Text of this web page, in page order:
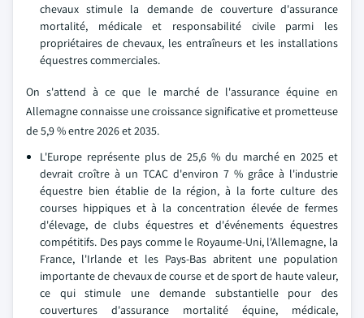
chevaux stimule la demande de couverture d'assurance
mortalité, médicale et responsabilité civile parmi les
propriétaires de chevaux, les entraîneurs et les installations
équestres commerciales.
On s'attend à ce que le marché de l'assurance équine en
Allemagne connaisse une croissance significative et prometteuse
de 5,9 % entre 2026 et 2035.
L'Europe représente plus de 25,6 % du marché en 2025 et
devrait croître à un TCAC d'environ 7 % grâce à l'industrie
équestre bien établie de la région, à la forte culture des
courses hippiques et à la concentration élevée de fermes
d'élevage, de clubs équestres et d'événements équestres
compétitifs. Des pays comme le Royaume-Uni, l'Allemagne, la
France, l'Irlande et les Pays-Bas abritent une population
importante de chevaux de course et de sport de haute valeur,
ce qui stimule une demande substantielle pour des
couvertures d'assurance mortalité équine, médicale,